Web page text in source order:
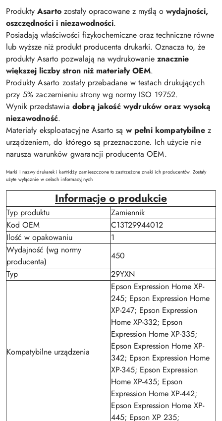
Produkty Asarto zostały opracowane z myślą o wydajności,
oszczędności i niezawodności.
Posiadają właściwości fizykochemiczne oraz techniczne równe
lub wyższe niż produkt producenta drukarki. Oznacza to, że
produkty Asarto pozwalają na wydrukowanie znacznie
większej liczby stron niż materiały OEM.
Produkty Asarto zostały przebadane w testach drukujących
przy 5% zaczernieniu strony wg normy ISO 19752.
Wynik przedstawia dobrą jakość wydruków oraz wysoką
niezawodność.
Materiały eksploatacyjne Asarto są w pełni kompatybilnez
urządzeniem, do którego są przeznaczone. Ich użycie nie
narusza warunków gwarancji producenta OEM.
Marki i nazwy drukarek i kartridży zamieszczone to zastrzeżone znaki ich producentów. Zostały
użyte wyłącznie w celach informacyjnych
Informacje o produkcie
Typ produktu
Zamiennik
Kod OEM
C13T29944012
Ilość w opakowaniu
1
Wydajność (wg normy
producenta)
450
Typ
29YXN
Kompatybilne urządzenia
Epson Expression Home XP-
245; Epson Expression Home
XP-247; Epson Expression
Home XP-332; Epson
Expression Home XP-335;
Epson Expression Home XP-
342; Epson Expression Home
XP-345; Epson Expression
Home XP-435; Epson
Expression Home XP-442;
Epson Expression Home XP-
445; Epson XP 235;